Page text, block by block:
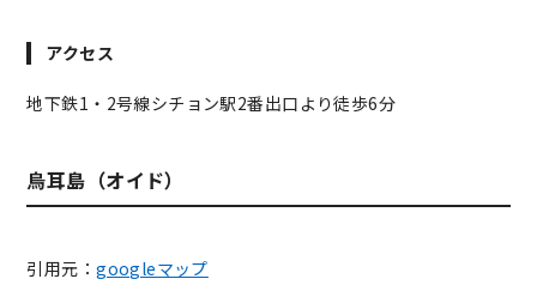
アクセス
地下鉄1・2号線シチョン駅2番出口より徒歩6分
烏耳島（オイド）
引用元：googleマップ